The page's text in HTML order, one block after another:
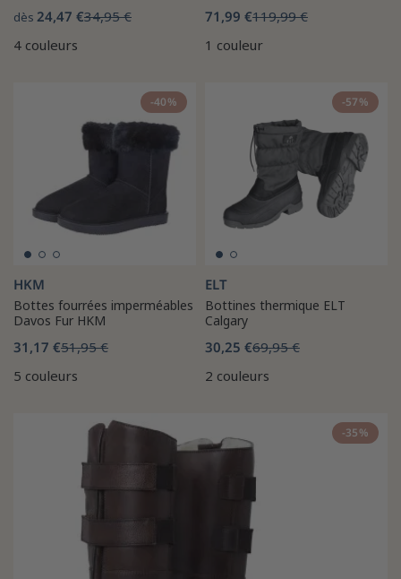
dès 24,47 €34,95 €
4 couleurs
71,99 €119,99 €
1 couleur
-40%
HKM
Bottes fourrées imperméables
Davos Fur HKM
31,17 €51,95 €
5 couleurs
-57%
ELT
Bottines thermique ELT
Calgary
30,25 €69,95 €
2 couleurs
-35%